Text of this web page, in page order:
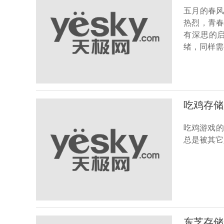
五月的春
热烈，青
有深思的
绪，同样
吃鸡存
吃鸡游戏
总是被其